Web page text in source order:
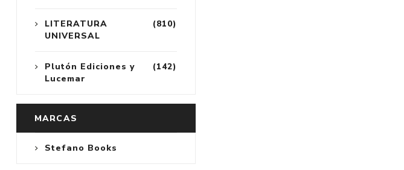
(810)
LITERATURA
UNIVERSAL
(142)
Plutón Ediciones y
Lucemar
MARCAS
Stefano Books